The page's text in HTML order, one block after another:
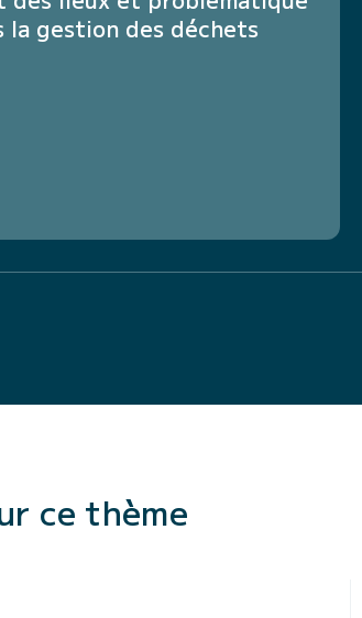
la gestion des déchets
ce thème